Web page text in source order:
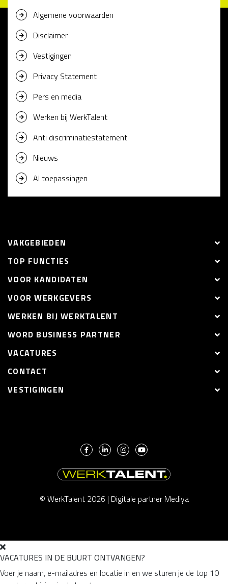
Algemene voorwaarden
Disclaimer
Vestigingen
Privacy Statement
Pers en media
Werken bij WerkTalent
Anti discriminatiestatement
Nieuws
AI toepassingen
VAKGEBIEDEN
TOP FUNCTIES
VOOR KANDIDATEN
VOOR WERKGEVERS
WERKEN BIJ WERKTALENT
WORD BUSINESS PARTNER
VACATURES
CONTACT
VESTIGINGEN
© WerkTalent 2026 | Digitale partner Mediya
VACATURES IN DE BUURT ONTVANGEN?
Voer je naam, e-mailadres en locatie in en we sturen je de top 10